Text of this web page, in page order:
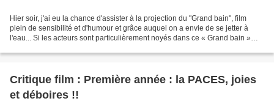
Hier soir, j'ai eu la chance d'assister à la projection du "Grand bain", film
plein de sensibilité et d'humour et grâce auquel on a envie de se jetter à
l'eau... Si les acteurs sont particulièrement noyés dans ce « Grand bain »
Critique film : Première année : la PACES, joies
et déboires !!